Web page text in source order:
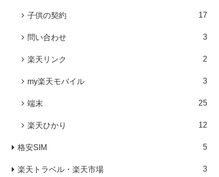
子供の契約 17
問い合わせ 3
楽天リンク 2
my楽天モバイル 3
端末 25
楽天ひかり 12
格安SIM 5
楽天トラベル・楽天市場 3